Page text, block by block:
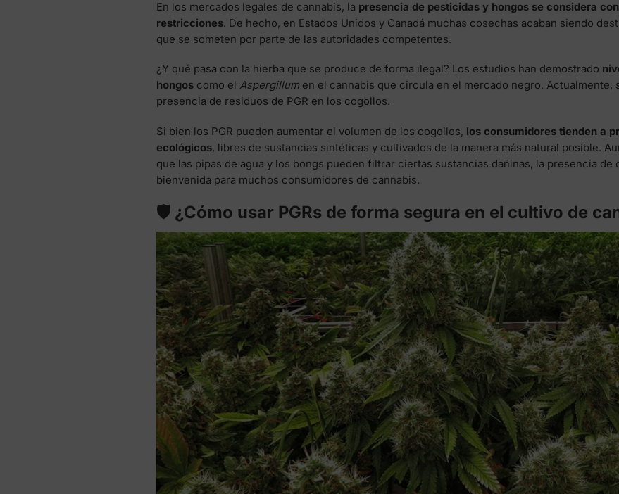
En los mercados legales de cannabis, la presencia de pesticidas y hongos se considera
restricciones. De hecho, en Estados Unidos y Canadá muchas cosechas acaban siendo
que se someten por parte de las autoridades competentes.
¿Y qué pasa con la hierba que se produce de forma ilegal? Los estudios han demostrado
hongos como el Aspergillum en el cannabis que circula en el mercado negro. Actualmente,
presencia de residuos de PGR en los cogollos.
Si bien los PGR pueden aumentar el volumen de los cogollos, los consumidores tienden a
ecológicos, libres de sustancias sintéticas y cultivados de la manera más natural posible.
que las pipas de agua y los bongs pueden filtrar ciertas sustancias dañinas, la presencia de
bienvenida para muchos consumidores de cannabis.
🛡️ ¿Cómo usar PGRs de forma segura en el cultivo de